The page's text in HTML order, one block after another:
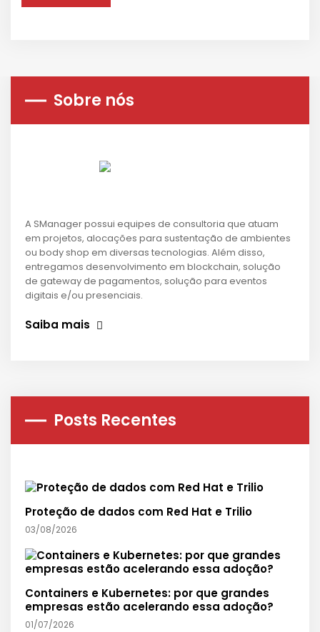
Sobre nós
A SManager possui equipes de consultoria que atuam
em projetos, alocações para sustentação de ambientes
ou body shop em diversas tecnologias. Além disso,
entregamos desenvolvimento em blockchain, solução
de gateway de pagamentos, solução para eventos
digitais e/ou presenciais.
Saiba mais
Posts Recentes
Proteção de dados com Red Hat e Trilio
03/08/2026
Containers e Kubernetes: por que grandes
empresas estão acelerando essa adoção?
01/07/2026